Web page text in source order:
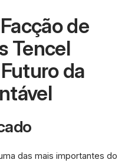
de
Tencel
da
das mais importantes do